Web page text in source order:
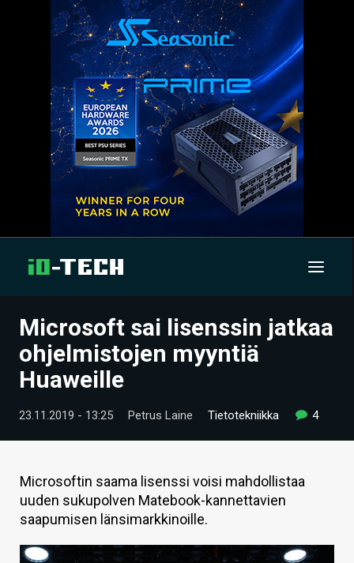
UUTISET
ARTIKKELIT
VIDEOT
TECHBBS
TIETOA
HINTA.FI
Microsoft sai lisenssin jatkaa
ohjelmistojen myyntiä
Huaweille
23.11.2019 - 13:25 Petrus Laine Tietotekniikka 4
Microsoftin saama lisenssi voisi mahdollistaa
uuden sukupolven Matebook-kannettavien
saapumisen länsimarkkinoille.